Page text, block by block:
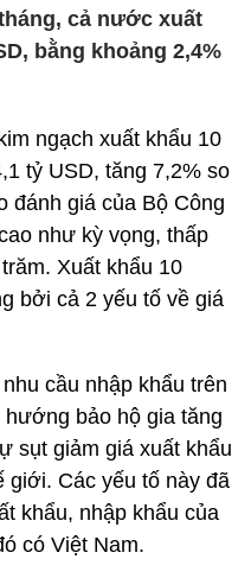
cả nước xuất
bằng khoảng 2,4%
ngạch xuất khẩu 10
tỷ USD, tăng 7,2% so
đánh giá của Bộ Công
như kỳ vọng, thấp
Xuất khẩu 10
bởi cả 2 yếu tố về giá
cầu nhập khẩu trên
bảo hộ gia tăng
sụt giảm giá xuất khẩu
giới. Các yếu tố này đã
khẩu, nhập khẩu của
có Việt Nam.